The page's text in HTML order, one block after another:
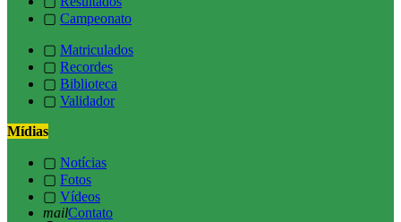
▢ Campeonato
▢ Matriculados
▢ Recordes
▢ Biblioteca
▢ Validador
Mídias
▢ Notícias
▢ Fotos
▢ Vídeos
mailContato